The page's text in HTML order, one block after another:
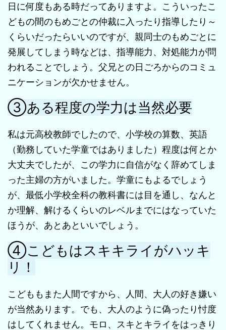
日に何度もある時だってありますよ。こういったこ
どもの間のもめごとの仲裁に入ったり指導したり～
くらいだったらいいのですが、親同士のもめごとに
発展してしまう時などは、指導能力、対処能力が問
われることでしょう。父兄との日ごろからのコミュ
ニケーションが欠かせません。
③ある程度の学力は当然必要
私は元高校教師でしたので、小学校の算数、英語
（勤務していた学童ではありました）程度は何とか
大丈夫でしたが、この学力に自信がなく辞めてしま
った主婦の方がいました。学童にもよるでしょう
が、最低小学校全科の教科書には目を通し、なんと
か理解、解けるくらいのレベルまでにはなっていた
ほうが、あとあといいでしょう。
④こどもはスキキライがハッキ
リ！
こどももまた人間ですから、人間、大人の好き嫌い
が当然あります。でも、大人のように偽ったり忖度
はしてくれません。モロ、スキとキライをはっきり